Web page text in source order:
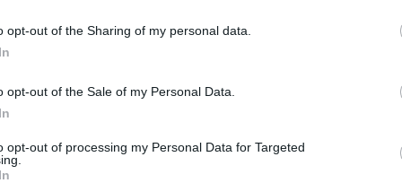
opt-out of the Sharing of my personal data.
opt-out of the Sale of my Personal Data.
opt-out of processing my Personal Data for Targeted
Grim Reaper
Harakiri